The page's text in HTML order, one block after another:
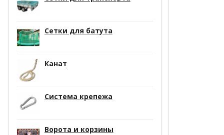
Сетки для батута
Канат
Система крепежа
Ворота и корзины